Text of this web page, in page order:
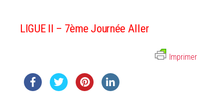
LIGUE II – 7ème Journée Aller
Imprimer